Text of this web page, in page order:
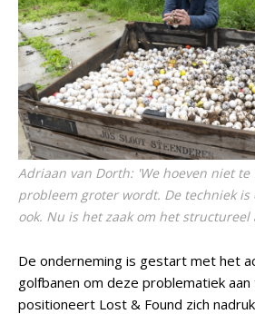
Adriaan van Dorth: 'We hoeven niet
probleem groter wordt. De techniek is
ook. Nu is het zaak om het structureel
De onderneming is gestart met het
golfbanen om deze problematiek aan
positioneert Lost & Found zich